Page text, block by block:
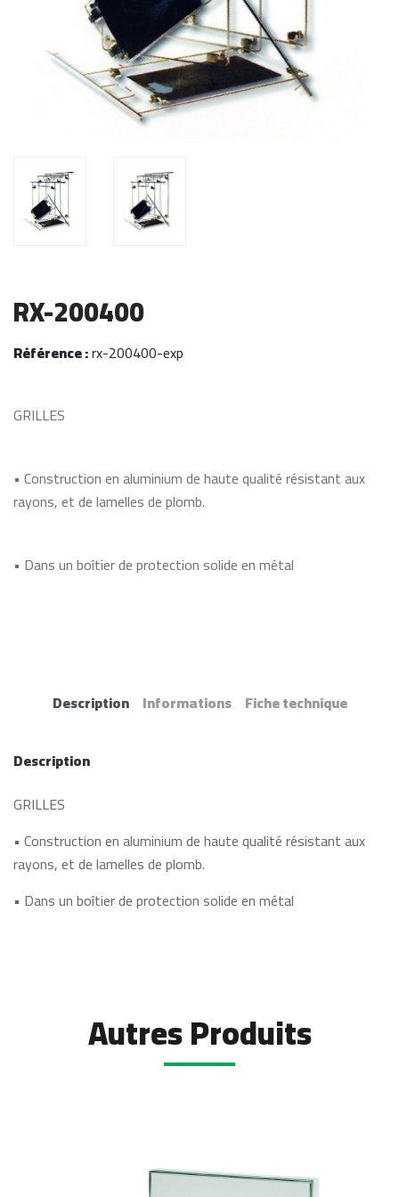
RX-200400
Référence :rx-200400-exp
GRILLES
• Construction en aluminium de haute qualité résistant aux
rayons, et de lamelles de plomb.
• Dans un boîtier de protection solide en métal
Description Informations Fiche technique
Description
GRILLES
• Construction en aluminium de haute qualité résistant aux
rayons, et de lamelles de plomb.
• Dans un boîtier de protection solide en métal
Autres Produits